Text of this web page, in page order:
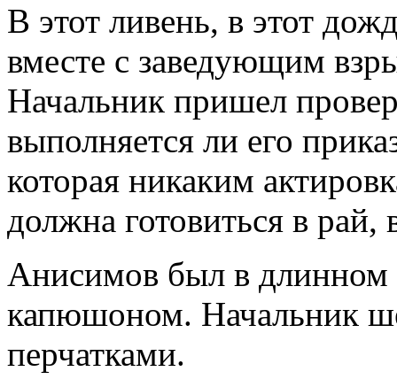
В этот ливень, в этот
вместе с заведующим
Начальник пришел
выполняется ли его
которая никаким
должна готовиться в рай,
Анисимов был в
капюшоном. Начальник
перчатками.